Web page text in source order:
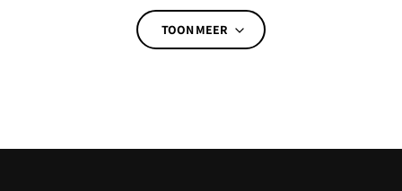
TOON MEER
TOON MINDER